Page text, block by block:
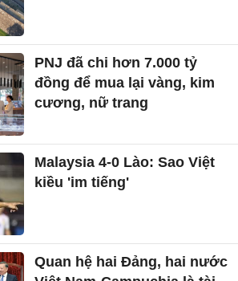
PNJ đã chi hơn 7.000 tỷ
đồng để mua lại vàng, kim
cương, nữ trang
Malaysia 4-0 Lào: Sao Việt
kiều 'im tiếng'
Quan hệ hai Đảng, hai nước